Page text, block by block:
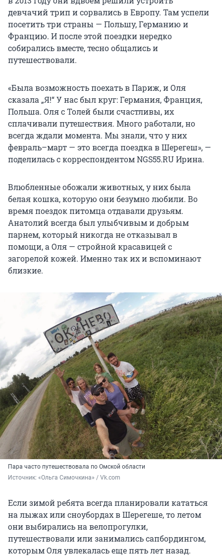
девчачий трип и сорвались в Европу. Там успели
посетить три страны — Польшу, Германию и
Францию. И после этой поездки нередко
собирались вместе, тесно общались и
путешествовали.
«Была возможность поехать в Париж, и Оля
сказала „Я!“ У нас был круг: Германия, Франция,
Польша. Оля с Толей были счастливы, их
сплачивали путешествия. Много работали, но
всегда ждали момента. Мы знали, что у них
февраль–март — это всегда поездка в Шерегеш», —
поделилась с корреспондентом NGS55.RU Ирина.
Влюбленные обожали животных, у них была
белая кошка, которую они безумно любили. Во
время поездок питомца отдавали друзьям.
Анатолий всегда был улыбчивым и добрым
парнем, который никогда не отказывал в
помощи, а Оля — стройной красавицей с
загорелой кожей. Именно так их и вспоминают
близкие.
Пара часто путешествовала по Омской области
Источник: «Ольга Симочкина» / Vk.com
Если зимой ребята всегда планировали кататься
на лыжах или сноубордах в Шерегеше, то летом
они выбирались на велопрогулки,
путешествовали или занимались сапбордингом,
которым Оля увлекалась еще пять лет назад.